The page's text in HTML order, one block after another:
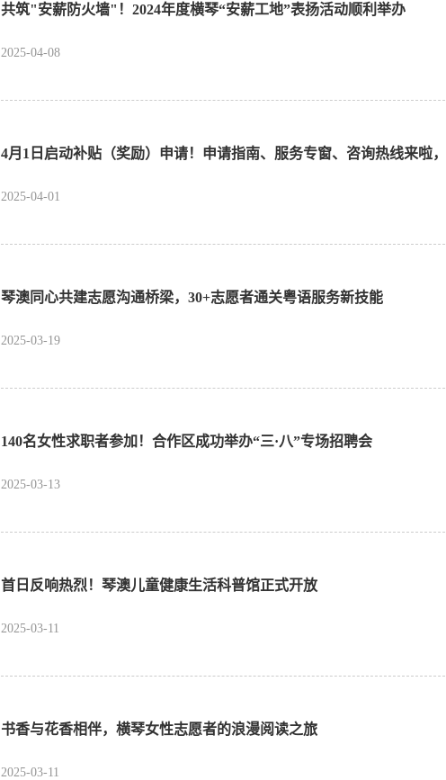
共筑"安薪防火墙"！2024年度横琴“安薪工地”表扬活动顺利举办
2025-04-08
4月1日启动补贴（奖励）申请！申请指南、服务专窗、咨询热线来啦
2025-04-01
琴澳同心共建志愿沟通桥梁，30+志愿者通关粤语服务新技能
2025-03-19
140名女性求职者参加！合作区成功举办“三·八”专场招聘会
2025-03-13
首日反响热烈！琴澳儿童健康生活科普馆正式开放
2025-03-11
书香与花香相伴，横琴女性志愿者的浪漫阅读之旅
2025-03-11